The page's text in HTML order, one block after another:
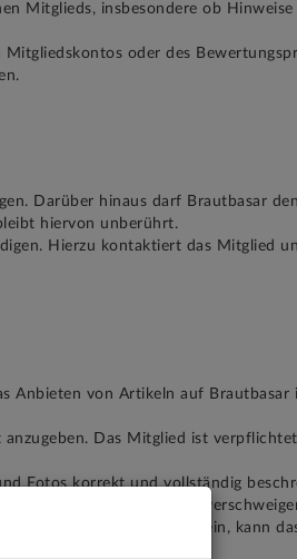
Mitglieds, insbesondere ob Hinweise
oder des
Darüber hinaus darf Brautbasar
hiervon unberührt.
Hierzu kontaktiert das Mitglied
Anbieten von Artikeln auf
Das Mitglied ist
Fotos korrekt und vollständig
eventuelle Mängel nicht
nicht vorhanden sein, kann